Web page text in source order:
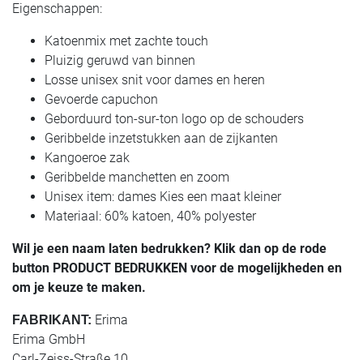
Eigenschappen:
Katoenmix met zachte touch
Pluizig geruwd van binnen
Losse unisex snit voor dames en heren
Gevoerde capuchon
Geborduurd ton-sur-ton logo op de schouders
Geribbelde inzetstukken aan de zijkanten
Kangoeroe zak
Geribbelde manchetten en zoom
Unisex item: dames Kies een maat kleiner
Materiaal: 60% katoen, 40% polyester
Wil je een naam laten bedrukken? Klik dan op de rode
button PRODUCT BEDRUKKEN voor de mogelijkheden en
om je keuze te maken.
FABRIKANT: Erima
Erima GmbH